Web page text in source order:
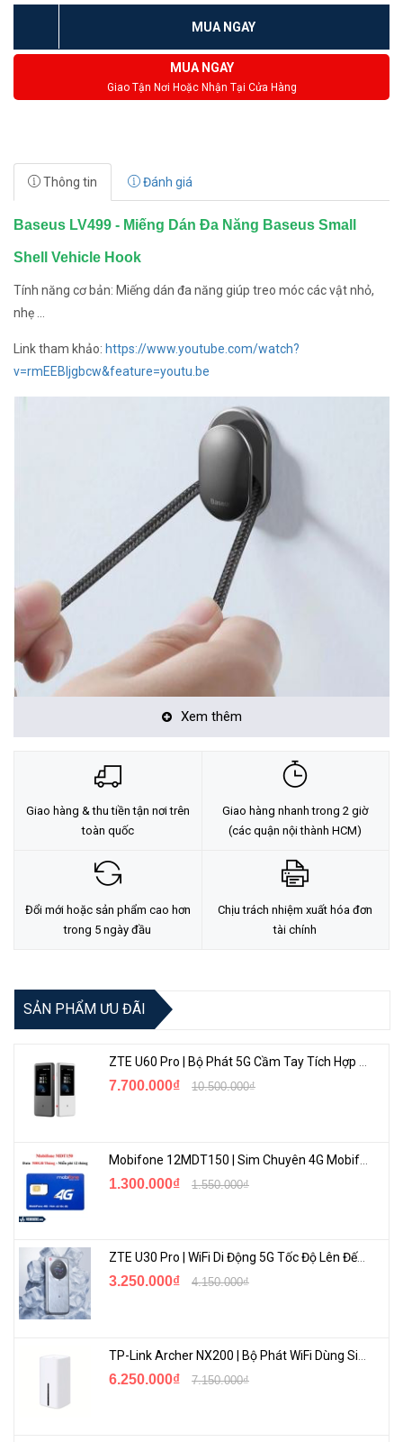
MUA NGAY
MUA NGAY
Giao Tận Nơi Hoặc Nhận Tại Cửa Hàng
Thông tin Đánh giá
Baseus LV499 - Miếng Dán Đa Năng Baseus Small
Shell Vehicle Hook
Tính năng cơ bản: Miếng dán đa năng giúp treo móc các vật nhỏ,
nhẹ ...
Link tham khảo: https://www.youtube.com/watch?
v=rmEEBIjgbcw&feature=youtu.be
<Hotline: 1900.2021 hoặc (028)7300.2021 - VoHoang.vn>
Xem thêm
Giao hàng & thu tiền tận nơi trên
toàn quốc
Giao hàng nhanh trong 2 giờ
(các quận nội thành HCM)
Đổi mới hoặc sản phẩm cao hơn
trong 5 ngày đầu
Chịu trách nhiệm xuất hóa đơn
tài chính
SẢN PHẨM ƯU ĐÃI
ZTE U60 Pro | Bộ Phát 5G Cầm Tay Tích Hợp Công Nghệ WiFi 7, Pin 10000mAh
7.700.000₫ 10.500.000₫
1.300.000₫ 1.550.000₫
ZTE U30 Pro | WiFi Di Động 5G Tốc Độ Lên Đến 500Mbps, Màn Hình Cảm Ứng
3.250.000₫ 4.150.000₫
6.250.000₫ 7.150.000₫